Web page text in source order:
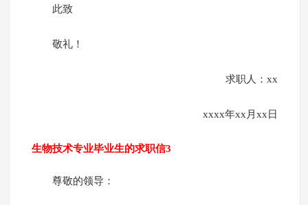
此致
敬礼！
求职人：xx
xxxx年xx月xx日
生物技术专业毕业生的求职信3
尊敬的领导：